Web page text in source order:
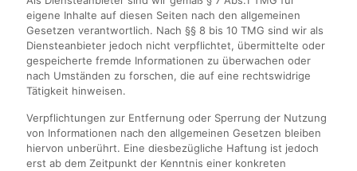
eigene Inhalte auf diesen Seiten nach den allgemeinen
Gesetzen verantwortlich. Nach §§ 8 bis 10 TMG sind wir als
Diensteanbieter jedoch nicht verpflichtet, übermittelte oder
gespeicherte fremde Informationen zu überwachen oder
nach Umständen zu forschen, die auf eine rechtswidrige
Tätigkeit hinweisen.
Verpflichtungen zur Entfernung oder Sperrung der Nutzung
von Informationen nach den allgemeinen Gesetzen bleiben
hiervon unberührt. Eine diesbezügliche Haftung ist jedoch
erst ab dem Zeitpunkt der Kenntnis einer konkreten